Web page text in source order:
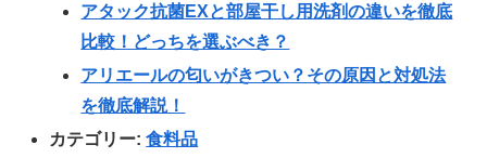
アタック抗菌EXと部屋干し用洗剤の違いを徹底
比較！どっちを選ぶべき？
アリエールの匂いがきつい？その原因と対処法
を徹底解説！
カテゴリー:食料品